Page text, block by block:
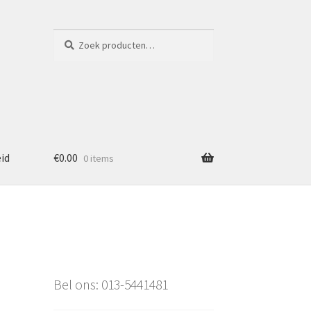
naar:
€0.00 0 items
Bel ons: 013-5441481